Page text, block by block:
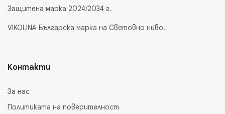
Защитена марка 2024/2034 г.
VIKOLINA Българска марка на Световно ниво.
Контакти
За нас
Политиката на поверителност